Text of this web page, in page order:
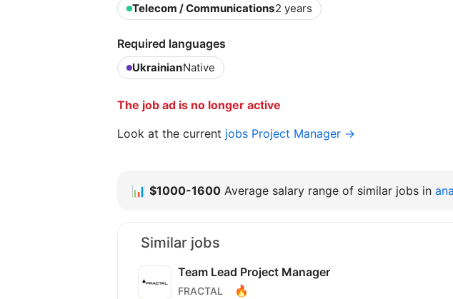
Telecom / Communications2 years
Required languages
UkrainianNative
The job ad is no longer active
Look at the current jobs Project Manager →
📊 $1000-1600 Average salary range of similar jobs in
Similar jobs
Team Lead Project Manager
FRACTAL 🔥